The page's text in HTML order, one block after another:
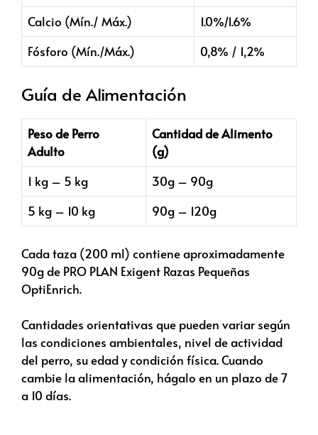
Calcio (Mín./ Máx.)
1.0%/1.6%
Fósforo (Mín./Máx.)
0,8% / 1,2%
Guía de Alimentación
Peso de Perro
Adulto
Cantidad de Alimento
(g)
1 kg – 5 kg
30g – 90g
5 kg – 10 kg
90g – 120g
Cada taza (200 ml) contiene aproximadamente
90g de PRO PLAN Exigent Razas Pequeñas
OptiEnrich.
Cantidades orientativas que pueden variar según
las condiciones ambientales, nivel de actividad
del perro, su edad y condición física. Cuando
cambie la alimentación, hágalo en un plazo de 7
a 10 días.